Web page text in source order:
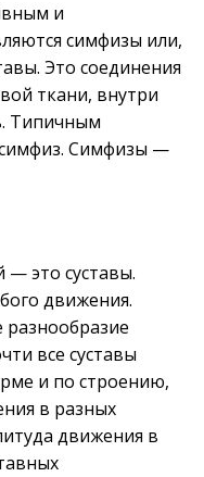
и
симфизы или,
Это соединения
ткани, внутри
Типичным
Симфизы —
— это суставы.
движения.
все суставы
и по строению,
в разных
движения в